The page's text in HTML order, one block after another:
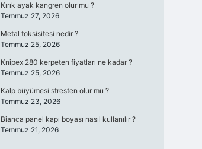
Kırık ayak kangren olur mu ?
Temmuz 27, 2026
Metal toksisitesi nedir ?
Temmuz 25, 2026
Knipex 280 kerpeten fiyatları ne kadar ?
Temmuz 25, 2026
Kalp büyümesi stresten olur mu ?
Temmuz 23, 2026
Bianca panel kapı boyası nasıl kullanılır ?
Temmuz 21, 2026